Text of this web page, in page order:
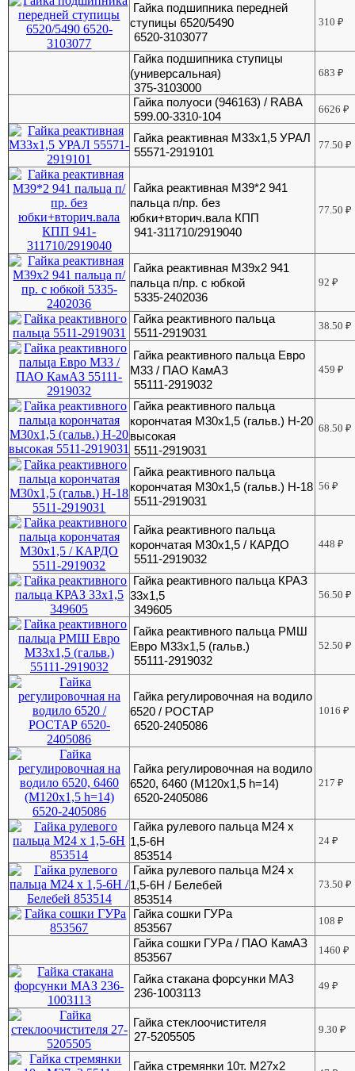
Гайка подшипника передней
ступицы 6520/5490
6520-3103077
310₽
Гайка подшипника ступицы
(универсальная)
375-3103000
683₽
Гайка полуоси (946163) / RABA
599.00-3310-104
6626₽
Гайка реактивная М33х1,5 УРАЛ
55571-2919101
77.50₽
Гайка реактивная М39*2 941
пальца п/пр. без
юбки+вторич.вала КПП
941-311710/2919040
77.50₽
Гайка реактивная М39х2 941
пальца п/пр. с юбкой
5335-2402036
92₽
Гайка реактивного пальца
5511-2919031
38.50₽
Гайка реактивного пальца Евро
М33 / ПАО КамАЗ
55111-2919032
459₽
Гайка реактивного пальца
корончатая М30х1,5 (гальв.) H-20
высокая
5511-2919031
68.50₽
Гайка реактивного пальца
корончатая М30х1,5 (гальв.) Н-18
5511-2919031
56₽
Гайка реактивного пальца
корончатая М30х1,5 / КАРДО
5511-2919032
448₽
Гайка реактивного пальца КРАЗ
33х1,5
349605
56.50₽
Гайка реактивного пальца РМШ
Евро М33х1,5 (гальв.)
55111-2919032
52.50₽
Гайка регулировочная на водило
6520 / РОСТАР
6520-2405086
1016₽
Гайка регулировочная на водило
6520, 6460 (М120х1,5 h=14)
6520-2405086
217₽
Гайка рулевого пальца М24 х
1,5-6Н
853514
24₽
Гайка рулевого пальца М24 х
1,5-6Н / Белебей
853514
73.50₽
Гайка сошки ГУРа
853567
108₽
Гайка сошки ГУРа / ПАО КамАЗ
853567
1460₽
Гайка стакана форсунки МАЗ
236-1003113
49₽
Гайка стеклоочистителя
27-5205505
9.30₽
Гайка стремянки 10т. М27х2